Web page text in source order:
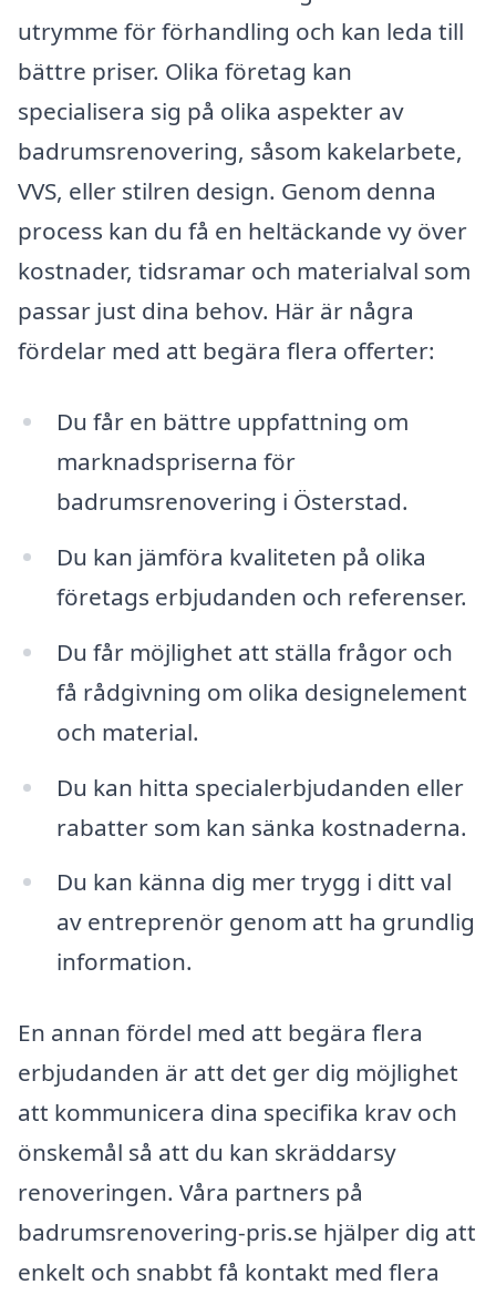
utrymme för förhandling och kan leda till
bättre priser. Olika företag kan
specialisera sig på olika aspekter av
badrumsrenovering, såsom kakelarbete,
VVS, eller stilren design. Genom denna
process kan du få en heltäckande vy över
kostnader, tidsramar och materialval som
passar just dina behov. Här är några
fördelar med att begära flera offerter:
Du får en bättre uppfattning om
marknadspriserna för
badrumsrenovering i Österstad.
Du kan jämföra kvaliteten på olika
företags erbjudanden och referenser.
Du får möjlighet att ställa frågor och
få rådgivning om olika designelement
och material.
Du kan hitta specialerbjudanden eller
rabatter som kan sänka kostnaderna.
Du kan känna dig mer trygg i ditt val
av entreprenör genom att ha grundlig
information.
En annan fördel med att begära flera
erbjudanden är att det ger dig möjlighet
att kommunicera dina specifika krav och
önskemål så att du kan skräddarsy
renoveringen. Våra partners på
badrumsrenovering-pris.se hjälper dig att
enkelt och snabbt få kontakt med flera